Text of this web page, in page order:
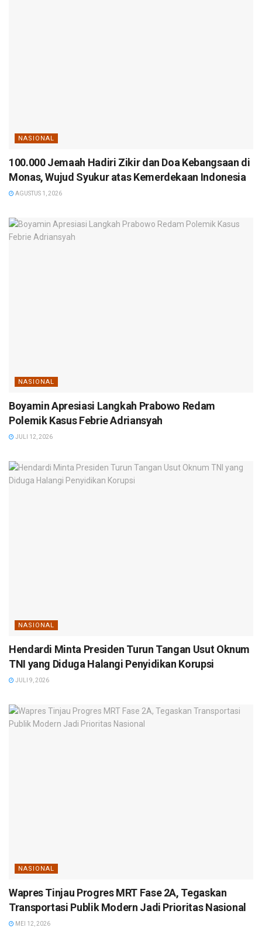
NASIONAL
100.000 Jemaah Hadiri Zikir dan Doa Kebangsaan di
Monas, Wujud Syukur atas Kemerdekaan Indonesia
AGUSTUS 1, 2026
NASIONAL
Boyamin Apresiasi Langkah Prabowo Redam
Polemik Kasus Febrie Adriansyah
JULI 12, 2026
NASIONAL
Hendardi Minta Presiden Turun Tangan Usut Oknum
TNI yang Diduga Halangi Penyidikan Korupsi
JULI 9, 2026
NASIONAL
Wapres Tinjau Progres MRT Fase 2A, Tegaskan
Transportasi Publik Modern Jadi Prioritas Nasional
MEI 12, 2026